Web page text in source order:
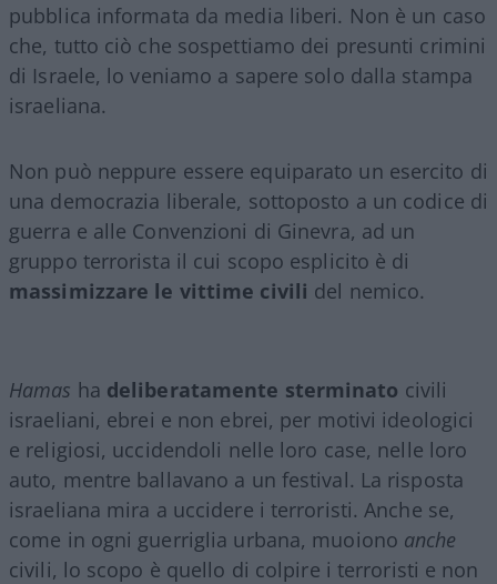
pubblica informata da media liberi. Non è un caso
che, tutto ciò che sospettiamo dei presunti crimini
di Israele, lo veniamo a sapere solo dalla stampa
israeliana.
Non può neppure essere equiparato un esercito di
una democrazia liberale, sottoposto a un codice di
guerra e alle Convenzioni di Ginevra, ad un
gruppo terrorista il cui scopo esplicito è di
massimizzare le vittime civili del nemico.
Hamas ha deliberatamente sterminato civili
israeliani, ebrei e non ebrei, per motivi ideologici
e religiosi, uccidendoli nelle loro case, nelle loro
auto, mentre ballavano a un festival. La risposta
israeliana mira a uccidere i terroristi. Anche se,
come in ogni guerriglia urbana, muoiono anche
civili, lo scopo è quello di colpire i terroristi e non